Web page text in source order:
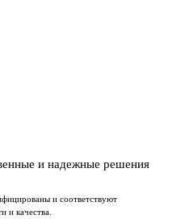
и надежные решения
и соответствуют
и качества.